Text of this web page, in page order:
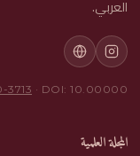
العربي.
3713 · DOI: 10.00000
المجلة العلمية